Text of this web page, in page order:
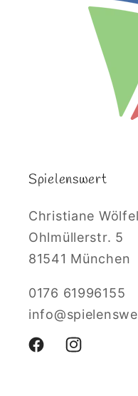
Spielenswert
Christiane
Ohlmüllerstr. 5
81541 München
0176 61996155
FacebookInstagram